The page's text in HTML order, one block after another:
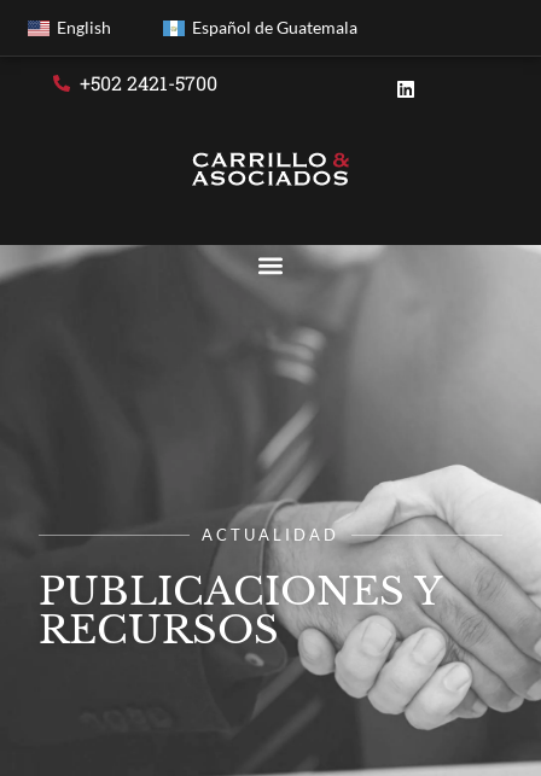
English Español de Guatemala
+502 2421-5700
ACTUALIDAD
PUBLICACIONES Y
RECURSOS